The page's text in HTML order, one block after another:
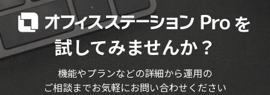
を
試してみませんか？
機能やプランなどの詳細から運用の
ご相談までお気軽にお問い合わせください